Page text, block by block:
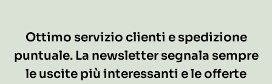
Ottimo servizio clienti e spedizione
puntuale. La newsletter segnala sempre
le uscite più interessanti e le offerte